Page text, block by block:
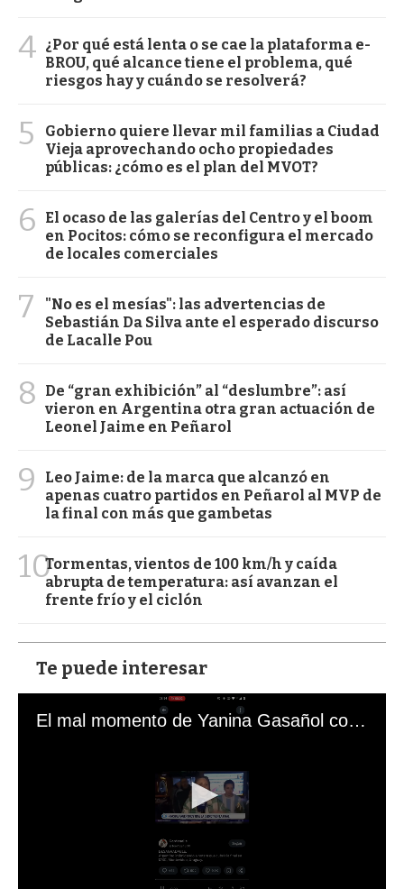
4 ¿Por qué está lenta o se cae la plataforma e-
BROU, qué alcance tiene el problema, qué
riesgos hay y cuándo se resolverá?
5
Gobierno quiere llevar mil familias a Ciudad
Vieja aprovechando ocho propiedades
públicas: ¿cómo es el plan del MVOT?
6
El ocaso de las galerías del Centro y el boom
en Pocitos: cómo se reconfigura el mercado
de locales comerciales
7
"No es el mesías": las advertencias de
Sebastián Da Silva ante el esperado discurso
de Lacalle Pou
8
De “gran exhibición” al “deslumbre”: así
vieron en Argentina otra gran actuación de
Leonel Jaime en Peñarol
9
Leo Jaime: de la marca que alcanzó en
apenas cuatro partidos en Peñarol al MVP de
la final con más que gambetas
10Tormentas, vientos de 100 km/h y caída
abrupta de temperatura: así avanzan el
frente frío y el ciclón
Te puede interesar
El mal momento de Yanina Gasañol con un hincha argentino en "Subrayado"